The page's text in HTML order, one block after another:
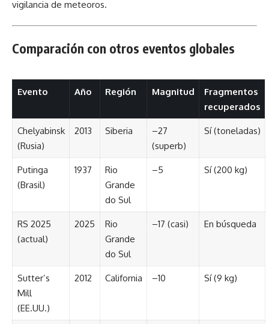
vigilancia de meteoros.
Comparación con otros eventos globales
Evento Año Región Magnitud
Fragmentos
recuperados
Chelyabinsk
(Rusia)
2013 Siberia
–27
(superb)
Sí (toneladas)
Putinga
(Brasil)
1937
Rio
Grande
do Sul
–5 Sí (200 kg)
RS 2025
(actual)
2025
Rio
Grande
do Sul
–17 (casi) En búsqueda
Sutter’s
Mill
(EE.UU.)
2012 California –10 Sí (9 kg)